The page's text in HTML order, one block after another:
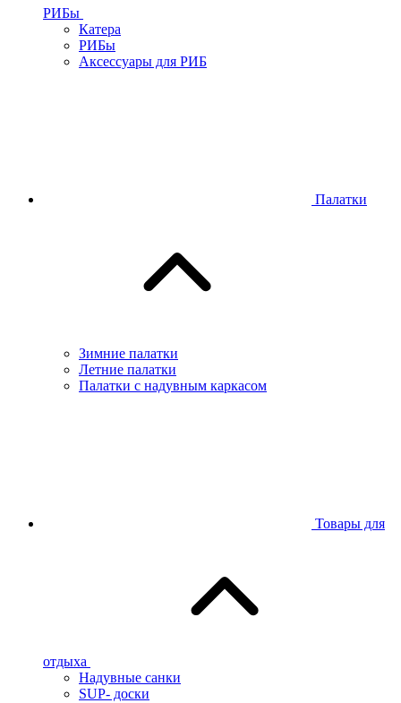
РИБы
Катера
РИБы
Аксессуары для РИБ
Палатки
Зимние палатки
Летние палатки
Палатки с надувным каркасом
Товары для
отдыха
Надувные санки
SUP- доски